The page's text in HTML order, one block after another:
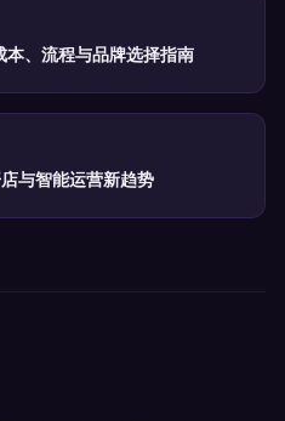
、流程与品牌选择指南
与智能运营新趋势